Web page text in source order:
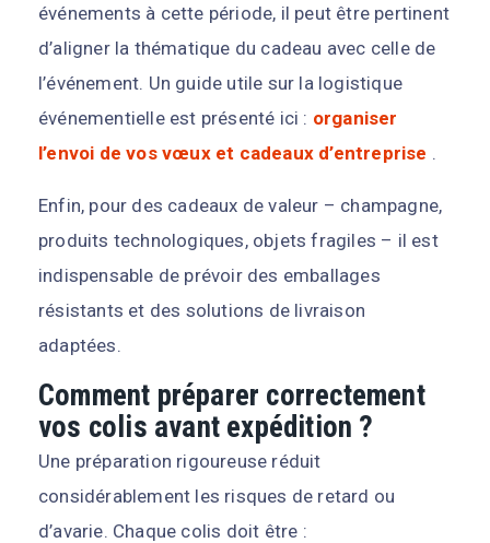
événements à cette période, il peut être pertinent
d’aligner la thématique du cadeau avec celle de
l’événement. Un guide utile sur la logistique
événementielle est présenté ici : organiser
l’envoi de vos vœux et cadeaux d’entreprise .
Enfin, pour des cadeaux de valeur – champagne,
produits technologiques, objets fragiles – il est
indispensable de prévoir des emballages
résistants et des solutions de livraison
adaptées.
Comment préparer correctement
vos colis avant expédition ?
Une préparation rigoureuse réduit
considérablement les risques de retard ou
d’avarie. Chaque colis doit être :